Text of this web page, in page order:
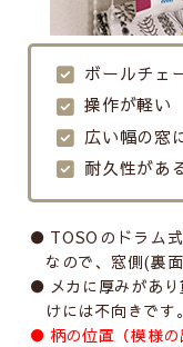
ボールチェ
操作が軽い
広い幅の窓
耐久性があ
TOSOのドラム
なので、窓側(裏
メカに厚みがあ
けには不向きです。
柄の位置（模様